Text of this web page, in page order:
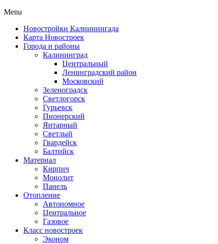
Menu
Новостройки Калиинингада
Карта Новостроек
Города и районы
Калининград
Центральный
Ленинградский район
Московский
Зеленоградск
Светлогорск
Гурьевск
Пионерский
Янтарный
Светлый
Гвардейск
Балтийск
Материал
Кирпич
Монолит
Панель
Отопление
Автономное
Центральное
Газовое
Класс новостроек
Эконом